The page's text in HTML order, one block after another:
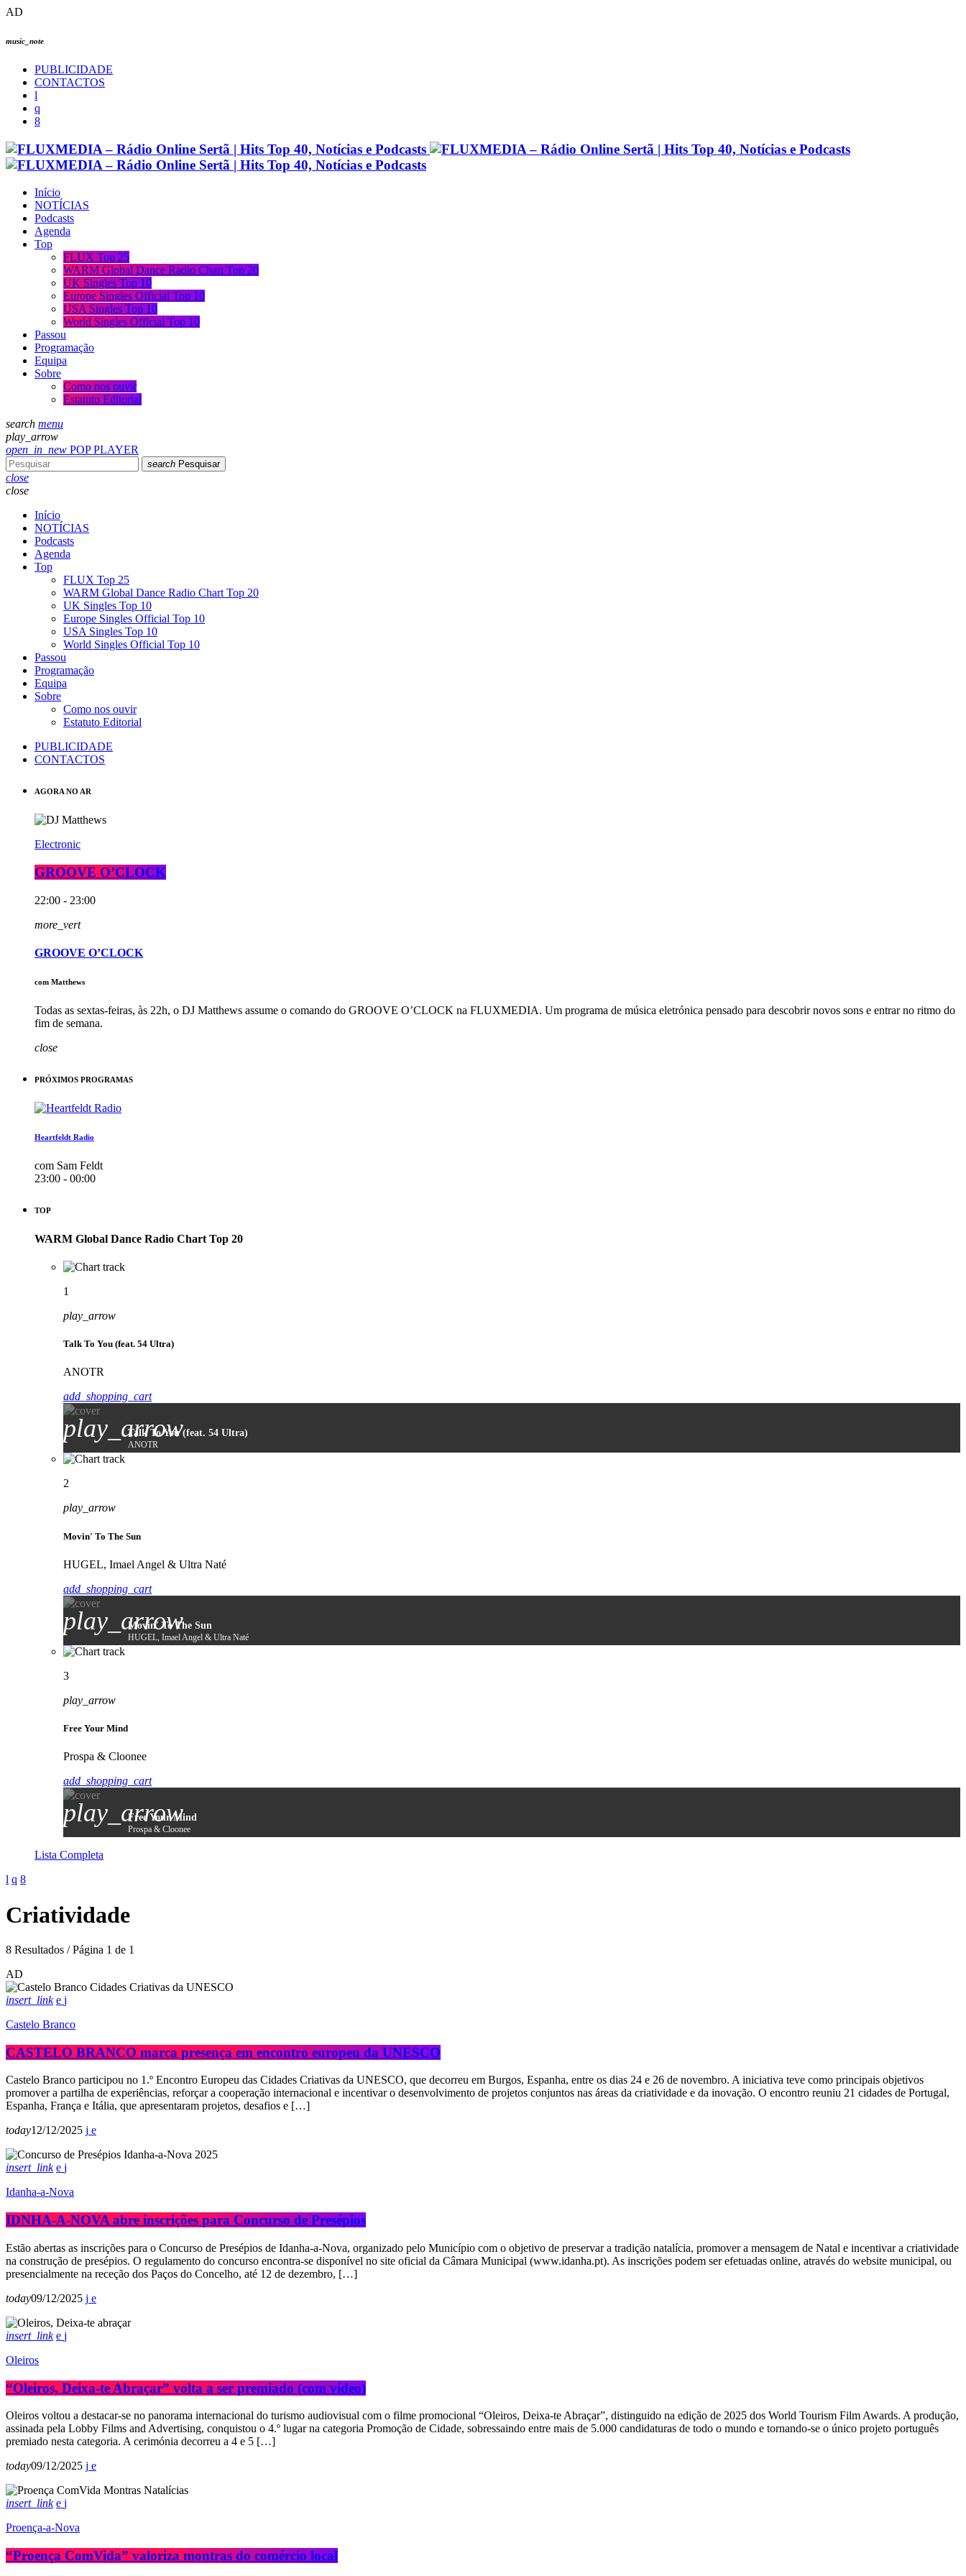
AD
music_note
PUBLICIDADE
CONTACTOS
Início
NOTÍCIAS
Podcasts
Agenda
Top
FLUX Top 25
WARM Global Dance Radio Chart Top 20
UK Singles Top 10
Europe Singles Official Top 10
USA Singles Top 10
World Singles Official Top 10
Passou
Programação
Equipa
Sobre
Como nos ouvir
Estatuto Editorial
search menu
play_arrow
open_in_new POP PLAYER
search Pesquisar
close
close
Início
NOTÍCIAS
Podcasts
Agenda
Top
FLUX Top 25
WARM Global Dance Radio Chart Top 20
UK Singles Top 10
Europe Singles Official Top 10
USA Singles Top 10
World Singles Official Top 10
Passou
Programação
Equipa
Sobre
Como nos ouvir
Estatuto Editorial
PUBLICIDADE
CONTACTOS
AGORA NO AR
Electronic
GROOVE O’CLOCK
22:00 - 23:00
more_vert
GROOVE O’CLOCK
com Matthews
Todas as sextas-feiras, às 22h, o DJ Matthews assume o comando do GROOVE O’CLOCK na FLUXMEDIA. Um programa de música eletrónica pensado para descobrir novos sons e entrar no ritmo do
fim de semana.
close
PRÓXIMOS PROGRAMAS
Heartfeldt Radio
com Sam Feldt
23:00 - 00:00
TOP
WARM Global Dance Radio Chart Top 20
1
play_arrow
Talk To You (feat. 54 Ultra)
ANOTR
add_shopping_cart
play_arrowTalk To You (feat. 54 Ultra)
ANOTR
2
play_arrow
Movin' To The Sun
HUGEL, Imael Angel & Ultra Naté
add_shopping_cart
play_arrow
Movin' To The Sun
HUGEL, Imael Angel & Ultra Naté
3
play_arrow
Free Your Mind
Prospa & Cloonee
add_shopping_cart
play_arrow
Free Your Mind
Prospa & Cloonee
Lista Completa
Criatividade
8 Resultados / Página 1 de 1
AD
insert_link
Castelo Branco
CASTELO BRANCO marca presença em encontro europeu da UNESCO
Castelo Branco participou no 1.º Encontro Europeu das Cidades Criativas da UNESCO, que decorreu em Burgos, Espanha, entre os dias 24 e 26 de novembro. A iniciativa teve como principais objetivos
promover a partilha de experiências, reforçar a cooperação internacional e incentivar o desenvolvimento de projetos conjuntos nas áreas da criatividade e da inovação. O encontro reuniu 21 cidades de Portugal,
Espanha, França e Itália, que apresentaram projetos, desafios e […]
today12/12/2025
insert_link
Idanha-a-Nova
IDNHA-A-NOVA abre inscrições para Concurso de Presépios
Estão abertas as inscrições para o Concurso de Presépios de Idanha-a-Nova, organizado pelo Município com o objetivo de preservar a tradição natalícia, promover a mensagem de Natal e incentivar a criatividade
na construção de presépios. O regulamento do concurso encontra-se disponível no site oficial da Câmara Municipal (www.idanha.pt). As inscrições podem ser efetuadas online, através do website municipal, ou
presencialmente na receção dos Paços do Concelho, até 12 de dezembro, […]
today09/12/2025
insert_link
Oleiros
“Oleiros, Deixa-te Abraçar” volta a ser premiado (com vídeo)
Oleiros voltou a destacar-se no panorama internacional do turismo audiovisual com o filme promocional “Oleiros, Deixa-te Abraçar”, distinguido na edição de 2025 dos World Tourism Film Awards. A produção,
assinada pela Lobby Films and Advertising, conquistou o 4.º lugar na categoria Promoção de Cidade, sobressaindo entre mais de 5.000 candidaturas de todo o mundo e tornando-se o único projeto português
premiado nesta categoria. A cerimónia decorreu a 4 e 5 […]
today09/12/2025
insert_link
Proença-a-Nova
“Proença ComVida” valoriza montras do comércio local